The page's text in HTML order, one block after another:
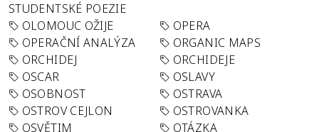
STUDENTSKÉ POEZIE
OLOMOUC OŽIJE
OPERA
OPERAČNÍ ANALÝZA
ORGANIC MAPS
ORCHIDEJ
ORCHIDEJE
OSCAR
OSLAVY
OSOBNOST
OSTRAVA
OSTROV CEJLON
OSTROVANKA
OSVĚTIM
OTÁZKA